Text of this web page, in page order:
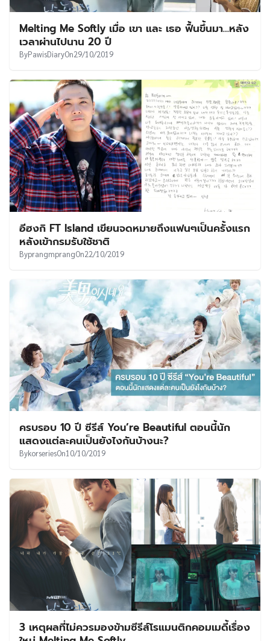
Melting Me Softly เมื่อ เขา และ เธอ ฟื้นขึ้นมา…หลัง
เวลาผ่านไปนาน 20 ปี
ByPawisDiaryOn29/10/2019
อีฮงกิ FT Island เขียนจดหมายถึงแฟนๆเป็นครั้งแรก
หลังเข้ากรมรับใช้ชาติ
ByprangmprangOn22/10/2019
ครบรอบ 10 ปี ซีรีส์ You’re Beautiful ตอนนี้นัก
แสดงแต่ละคนเป็นยังไงกันบ้างนะ?
BykorseriesOn10/10/2019
3 เหตุผลที่ไม่ควรมองข้ามซีรีส์โรแมนติกคอมเมดี้เรื่อง